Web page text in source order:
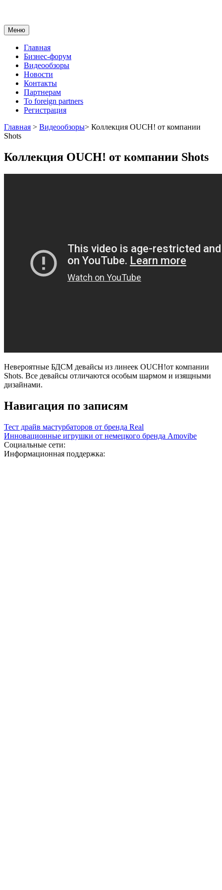
Меню
Главная
Бизнес-форум
Видеообзоры
Новости
Контакты
Партнерам
To foreign partners
Регистрация
Главная > Видеообзоры> Коллекция OUCH! от компании
Shots
Коллекция OUCH! от компании Shots
Невероятные БДСМ девайсы из линеек OUCH!от компании
Shots. Все девайсы отличаются особым шармом и изящными
дизайнами.
Навигация по записям
Тест драйв мастурбаторов от бренда Real
Инновационные игрушки от немецкого бренда Amovibe
Социальные сети:
Информационная поддержка: